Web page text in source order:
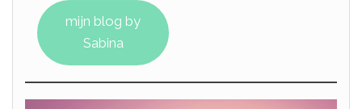
mijn blog by
Sabina